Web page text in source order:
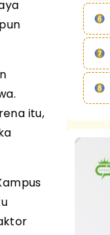
itu,